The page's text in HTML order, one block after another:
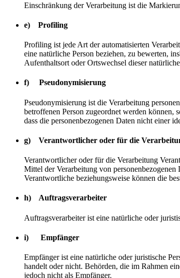
Einschränkung der Verarbeitung ist die
e) Profiling
Profiling ist jede Art der automatisierten
eine natürliche Person beziehen, zu bewerten,
Aufenthaltsort oder Ortswechsel dieser
f) Pseudonymisierung
Pseudonymisierung ist die Verarbeitung
betroffenen Person zugeordnet werden können,
dass die personenbezogenen Daten nicht einer
g) Verantwortlicher oder für die
Verantwortlicher oder für die Verarbeitung
Mittel der Verarbeitung von
Verantwortliche beziehungsweise können die
h) Auftragsverarbeiter
Auftragsverarbeiter ist eine natürliche oder
i) Empfänger
Empfänger ist eine natürliche oder juristische
handelt oder nicht. Behörden, die im Rahmen
jedoch nicht als Empfänger.